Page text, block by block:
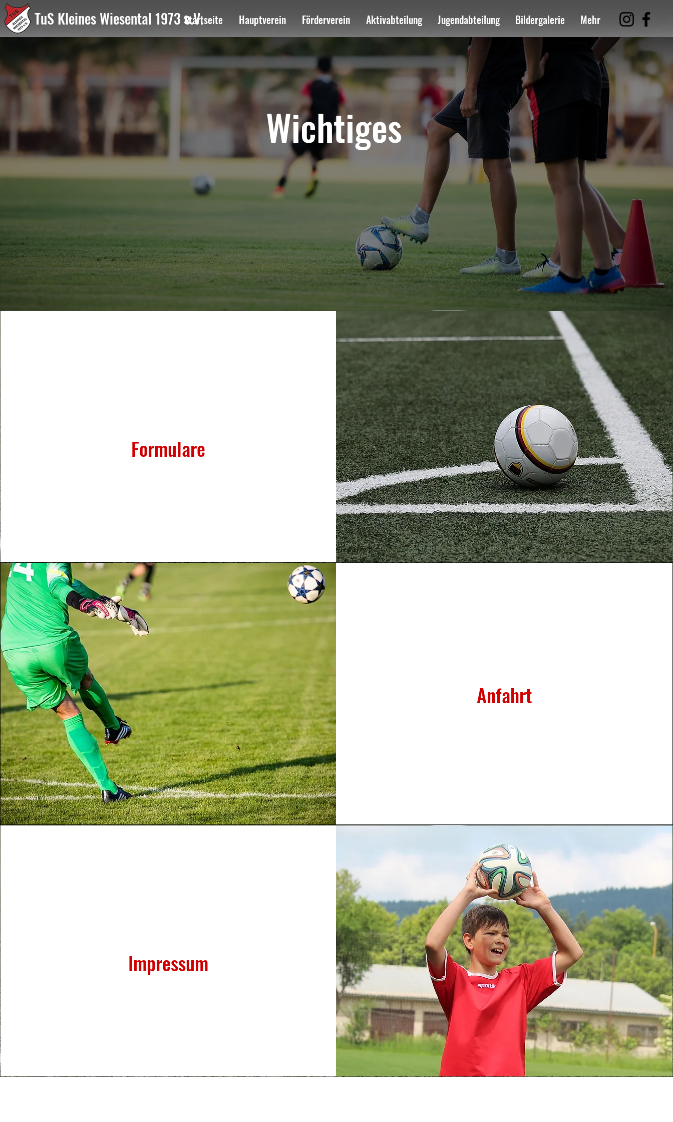
TuS Kleines Wiesental 1973 e.V.Startseite Hauptverein Förderverein Aktivabteilung Jugendabteilung Bildergalerie Mehr
Wichtiges
Formulare
Anfahrt
Impressum